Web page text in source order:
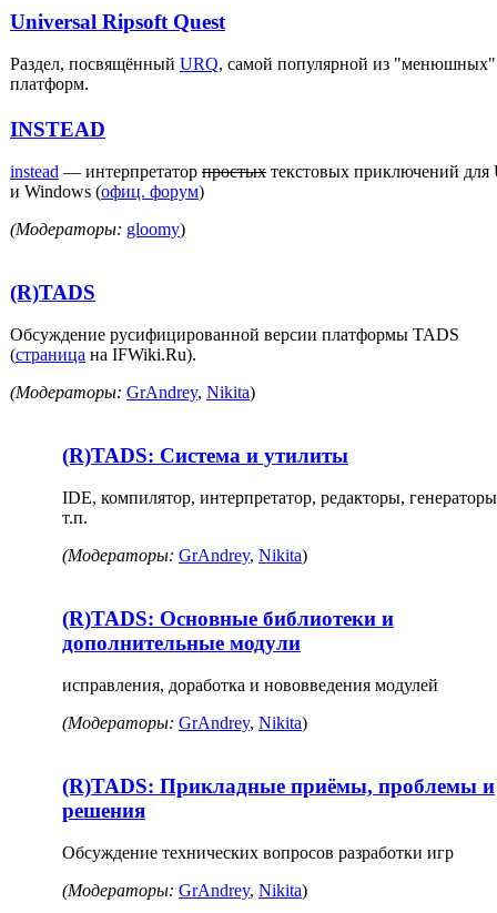
Universal Ripsoft Quest
Раздел, посвящённый URQ, самой популярной из "менюшных"
платформ.
INSTEAD
instead — интерпретатор простых текстовых приключений для
и Windows (офиц. форум)
(Модераторы: gloomy)
(R)TADS
Обсуждение русифицированной версии платформы TADS
(страница на IFWiki.Ru).
(Модераторы: GrAndrey, Nikita)
(R)TADS: Система и утилиты
IDE, компилятор, интерпретатор, редакторы,
т.п.
(Модераторы: GrAndrey, Nikita)
(R)TADS: Основные библиотеки и
дополнительные модули
исправления, доработка и нововведения модулей
(Модераторы: GrAndrey, Nikita)
(R)TADS: Прикладные приёмы, проблемы и
решения
Обсуждение технических вопросов разработки игр
(Модераторы: GrAndrey, Nikita)